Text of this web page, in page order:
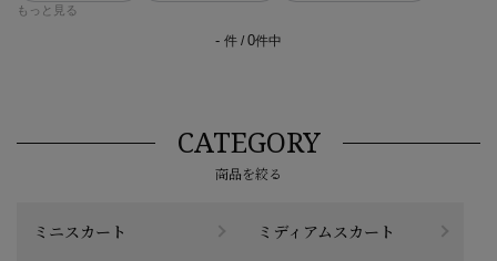
もっと見る
- 件 / 0件中
CATEGORY
商品を絞る
ミニスカート ミディアムスカート